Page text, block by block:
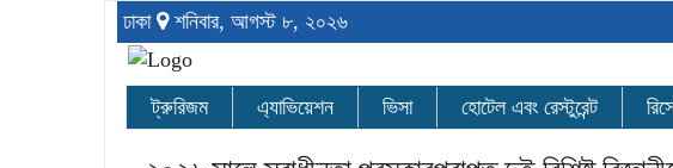
ঢাকা শনিবার, আগস্ট ৮, ২০২৬
ট্রুরিজম এ্যাভিয়েশন ভিসা হোটেল এবং রেস্টুরেন্ট